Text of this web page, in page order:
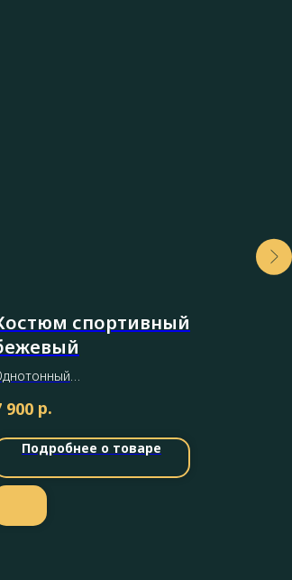
спортивный
бежевый
900 р.
Подробнее о товаре